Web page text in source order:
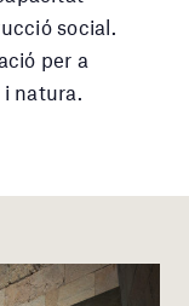
social.
per a
natura.